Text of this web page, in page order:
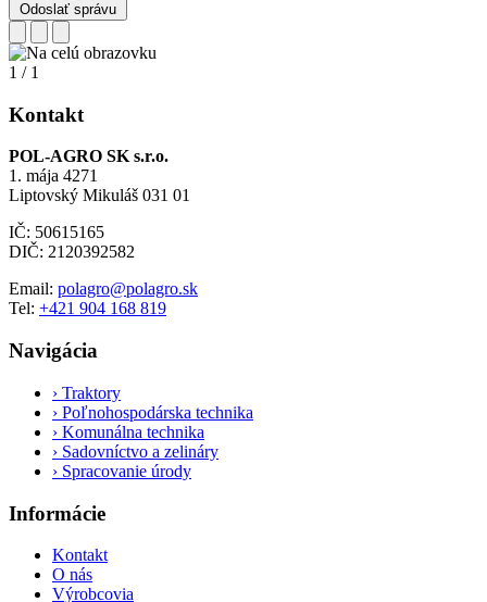
Odoslať správu
1 / 1
Kontakt
POL-AGRO SK s.r.o.
1. mája 4271
Liptovský Mikuláš 031 01
IČ: 50615165
DIČ: 2120392582
Email: polagro@polagro.sk
Tel: +421 904 168 819
Navigácia
› Traktory
› Poľnohospodárska technika
› Komunálna technika
› Sadovníctvo a zelináry
› Spracovanie úrody
Informácie
Kontakt
O nás
Výrobcovia